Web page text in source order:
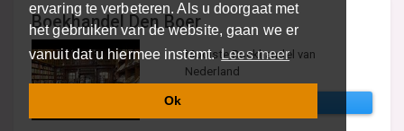
ervaring te verbeteren. Als u doorgaat met
het gebruiken van de website, gaan we er
vanuit dat u hiermee instemt. Lees meer
Ok
Boekhandel Den Boer
Mooiste Boekhandel van
Nederland